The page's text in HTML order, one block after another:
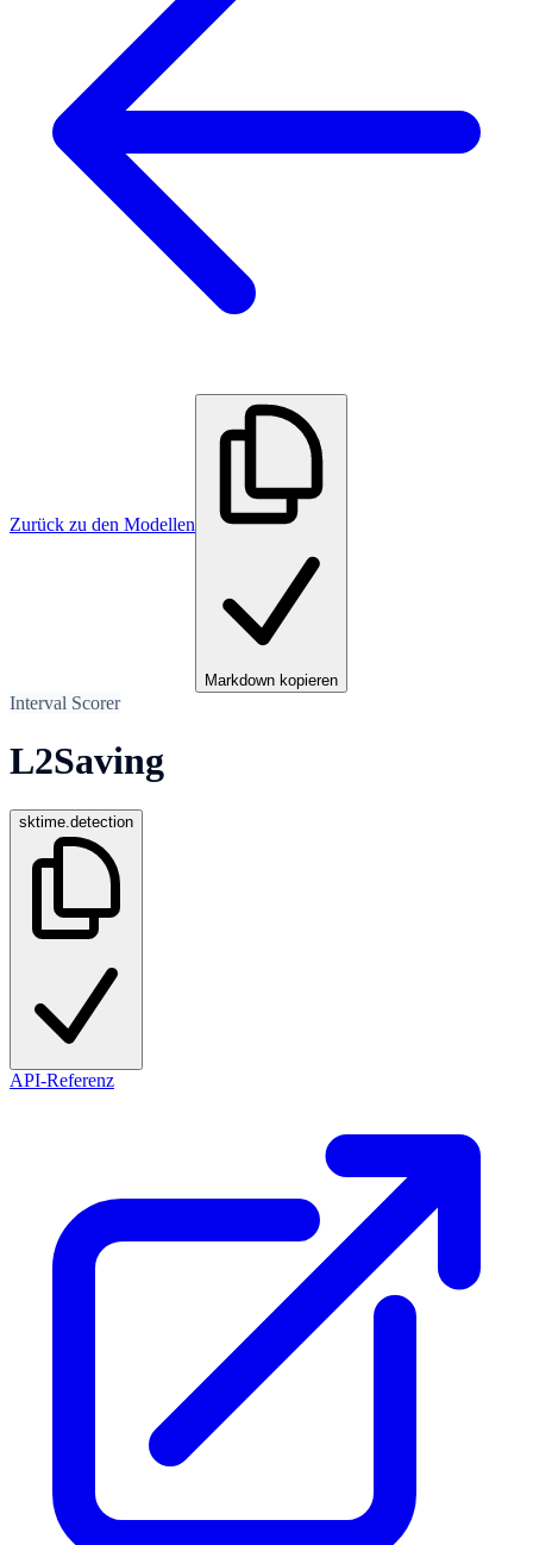
Zurück zu den Modellen
Markdown kopieren
Interval Scorer
L2Saving
sktime.detection
API-Referenz